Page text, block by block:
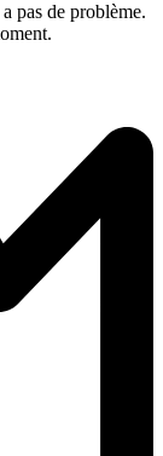
pas de problème.